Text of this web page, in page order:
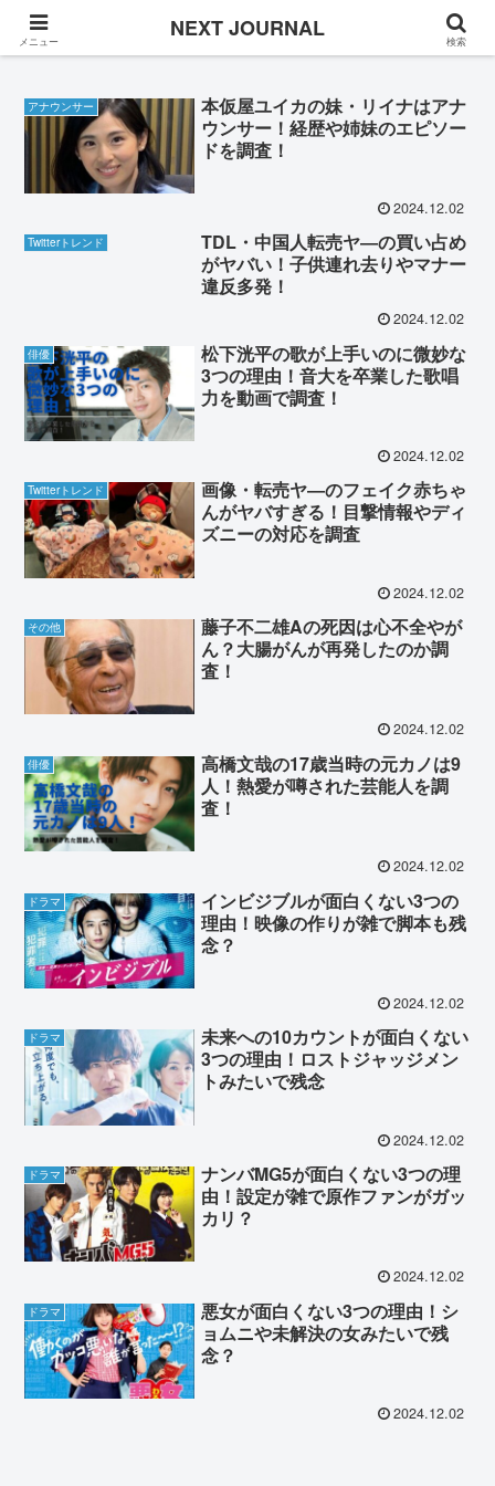
Once in a while
アナウンサー
本仮屋ユイカの妹・リイナはアナ
ウンサー！経歴や姉妹のエピソー
ドを調査！
2024.12.02
Twitterトレンド
TDL・中国人転売ヤ―の買い占め
がヤバい！子供連れ去りやマナー
違反多発！
2024.12.02
俳優
松下洸平の歌が上手いのに微妙な
3つの理由！音大を卒業した歌唱
力を動画で調査！
2024.12.02
Twitterトレンド
画像・転売ヤ―のフェイク赤ちゃ
んがヤバすぎる！目撃情報やディ
ズニーの対応を調査
2024.12.02
その他
藤子不二雄Aの死因は心不全やが
ん？大腸がんが再発したのか調
査！
2024.12.02
俳優
高橋文哉の17歳当時の元カノは9
人！熱愛が噂された芸能人を調
査！
2024.12.02
ドラマ
インビジブルが面白くない3つの
理由！映像の作りが雑で脚本も残
念？
2024.12.02
ドラマ
未来への10カウントが面白くない
3つの理由！ロストジャッジメン
トみたいで残念
2024.12.02
ドラマ
ナンバMG5が面白くない3つの理
由！設定が雑で原作ファンがガッ
カリ？
2024.12.02
ドラマ
悪女が面白くない3つの理由！シ
ョムニや未解決の女みたいで残
念？
2024.12.02
メニュー NEXT JOURNAL 検索